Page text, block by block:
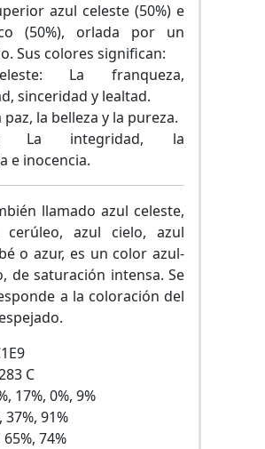
azul celeste (50%) e
(50%), orlada por un
Sus colores significan:
La franqueza,
sinceridad y lealtad.
paz, la belleza y la pureza.
La integridad, la
e inocencia.
llamado azul celeste,
cerúleo, azul cielo, azul
o azur, es un color azul-
de saturación intensa. Se
a la coloración del
C
17%, 0%, 9%
37%, 91%
65%, 74%